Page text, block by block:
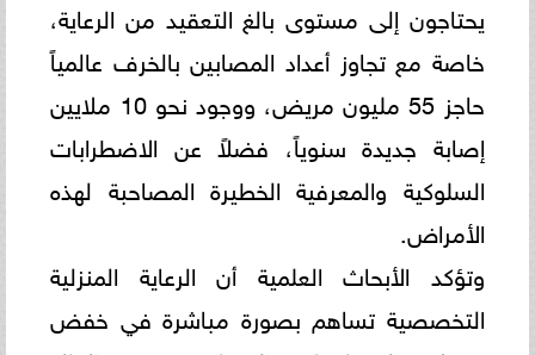
يحتاجون إلى مستوى بالغ التعقيد من الرعاية،
خاصة مع تجاوز أعداد المصابين بالخرف عالمياً
حاجز 55 مليون مريض، ووجود نحو 10 ملايين
إصابة جديدة سنوياً، فضلاً عن الاضطرابات
السلوكية والمعرفية الخطيرة المصاحبة لهذه
الأمراض.
وتؤكد الأبحاث العلمية أن الرعاية المنزلية
التخصصية تساهم بصورة مباشرة في خفض